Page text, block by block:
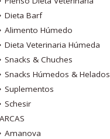
Dieta Barf
Alimento Húmedo
Dieta Veterinaria Húmeda
Snacks & Chuches
Snacks Húmedos & Helados
Suplementos
Schesir
Amanova